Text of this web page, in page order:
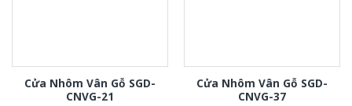
Cửa Nhôm Vân Gỗ SGD-
CNVG-21
Cửa Nhôm Vân Gỗ SGD-
CNVG-37